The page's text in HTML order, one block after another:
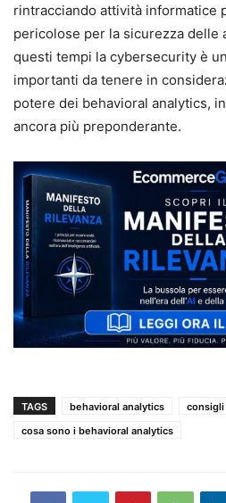
rintracciando attività informatice
pericolose per la sicurezza delle
questi tempi la cybersecurity è
importanti da tenere in
potere dei behavioral analytics,
ancora più preponderante.
TAGS behavioral analytics
consigli
cosa sono i behavioral analytics